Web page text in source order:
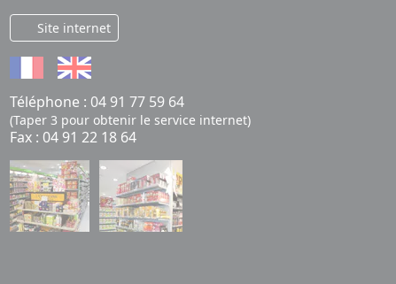
Site internet
Téléphone : 04 91 77 59 64
(Taper 3 pour obtenir le service internet)
Fax : 04 91 22 18 64